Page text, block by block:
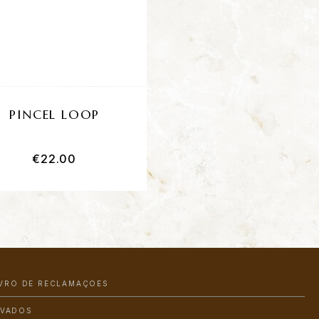
PINCEL LOOP
€22.00
PINCEL NERO
MERLO 0
29.95
DE RECLAMAÇÕES